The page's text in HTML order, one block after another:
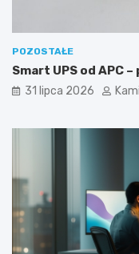
POZOSTAŁE
Smart UPS od APC
31 lipca 2026